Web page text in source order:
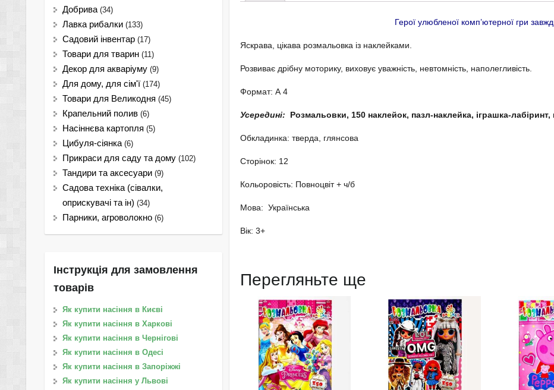
Герої улюбленої комп’ютерної гри
Яскрава, цікава розмальовка із наклейками.
Розвиває дрібну моторику, виховує уважність, невтомність, наполегливість.
Формат: А 4
Усередині: Розмальовки, 150 наклейок, пазл-наклейка, іграшка-
Обкладинка: тверда, глянсова
Сторінок: 12
Кольоровість: Повноцвіт + ч/б
Мова: Українська
Вік: 3+
Перегляньте ще
Добрива (34)
Лавка рибалки (133)
Садовий інвентар (17)
Товари для тварин (11)
Декор для акваріуму (9)
Для дому, для сім'ї (174)
Товари для Великодня (45)
Крапельний полив (6)
Насіннєва картопля (5)
Цибуля-сіянка (6)
Прикраси для саду та дому (102)
Тандири та аксесуари (9)
Садова техніка (сівалки,
оприскувачі та ін) (34)
Парники, агроволокно (6)
Інструкція для замовлення
товарів
Як купити насіння в Києві
Як купити насіння в Харкові
Як купити насіння в Чернігові
Як купити насіння в Одесі
Як купити насіння в Запоріжжі
Як купити насіння у Львові